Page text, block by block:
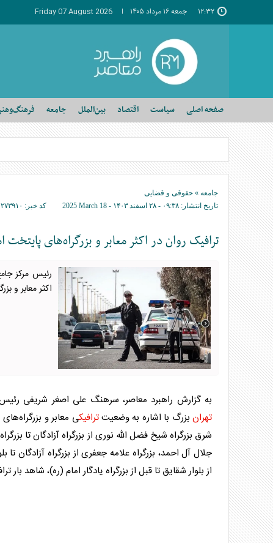
۱۲:۳۲ جمعه ۱۶ مرداد ۱۴۰۵ Friday 07 August 2026
صفحه اصلی سیاست اقتصاد بین‌الملل جامعه
جامعه » حقوقی و قضایی
تاریخ انتشار: ۰۹:۳۸ - ۲۸ اسفند ۱۴۰۳ - 2025 March 18 کد خبر: ۲۷۳۹۱۰
ترافیک روان در اکثر معابر و بزرگراه‌های پایتخت امروز ۲۸
رئیس مرکز
اکثر معابر و
به گزارش راهبرد معاصر، سرهنگ علی اصغر شریفی
تهرانبزرگ با اشاره به وضعیتترافیکی معابر و
شرق بزرگراه شیخ فضل الله نوری از بزرگراه آزادگان تا
جلال آل احمد، بزرگراه علامه جعفری از بزرگراه آزادگان تا
از بلوار شقایق تا قبل از بزرگراه یادگار امام (ره)، شاهد بار